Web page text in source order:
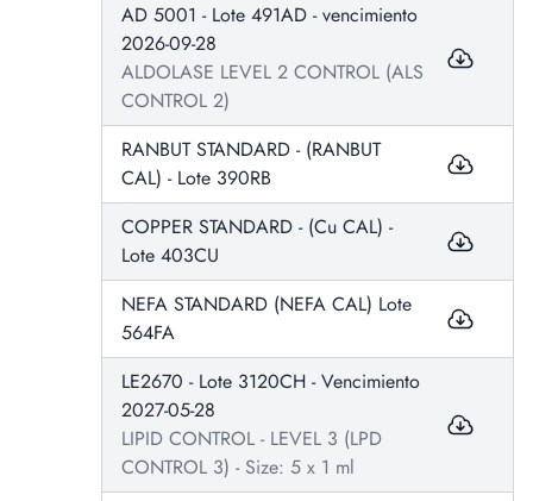
AD 5001 - Lote 491AD - vencimiento
2026-09-28
ALDOLASE LEVEL 2 CONTROL (ALS
CONTROL 2)
RANBUT STANDARD - (RANBUT
CAL) - Lote 390RB
COPPER STANDARD - (Cu CAL) -
Lote 403CU
NEFA STANDARD (NEFA CAL) Lote
564FA
LE2670 - Lote 3120CH - Vencimiento
2027-05-28
LIPID CONTROL - LEVEL 3 (LPD
CONTROL 3) - Size: 5 x 1 ml